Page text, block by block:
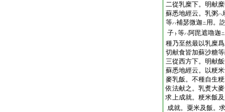
二從乳糜下。明献
蘇悉地經云。乳粥ハ
等ハ補瑟微迦ニ用。
子 ト 等ハ阿毘遮嚕迦ニ
種乃至然最以乳糜
切献食皆加蘇沙糖
三從西方下。明献
蘇悉地經云。以粳
麥乳飯。不種自生
依法献之。乳煑大
求上成就。粳米飯
成就。粟米及飯。